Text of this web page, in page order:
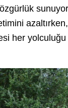
her